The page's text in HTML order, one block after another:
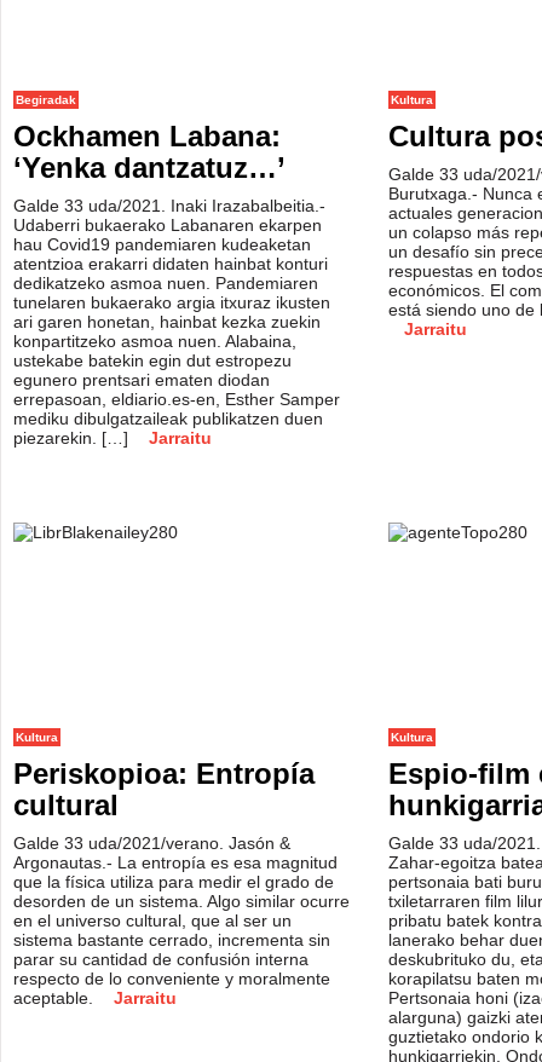
Begiradak
Ockhamen Labana:
‘Yenka dantzatuz…’
Galde 33 uda/2021. Inaki Irazabalbeitia.-
Udaberri bukaerako Labanaren ekarpen
hau Covid19 pandemiaren kudeaketan
atentzioa erakarri didaten hainbat konturi
dedikatzeko asmoa nuen. Pandemiaren
tunelaren bukaerako argia itxuraz ikusten
ari garen honetan, hainbat kezka zuekin
konpartitzeko asmoa nuen. Alabaina,
ustekabe batekin egin dut estropezu
egunero prentsari ematen diodan
errepasoan, eldiario.es-en, Esther Samper
mediku dibulgatzaileak publikatzen duen
piezarekin. […]
Jarraitu
Kultura
Cultura
Galde 33 uda/
Burutxaga.- Nunca
actuales
un colapso más
un desafío sin
respuestas en
económicos. El
está siendo uno de
Jarraitu
Kultura
Periskopioa: Entropía
cultural
Galde 33 uda/2021/verano. Jasón &
Argonautas.- La entropía es esa magnitud
que la física utiliza para medir el grado de
desorden de un sistema. Algo similar ocurre
en el universo cultural, que al ser un
sistema bastante cerrado, incrementa sin
parar su cantidad de confusión interna
respecto de lo conveniente y moralmente
aceptable.
Jarraitu
Kultura
Espio-film
Galde 33 uda/
Zahar-egoitza
pertsonaia bati
txiletarraren film
pribatu batek
lanerako behar
deskubrituko du,
korapilatsu baten
Pertsonaia honi
alarguna) gaizki
guztietako ondorio
hunkigarriekin.